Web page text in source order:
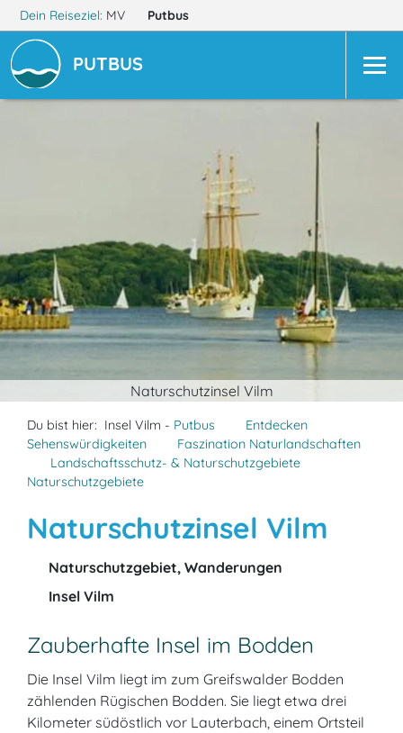
Dein Reiseziel: MV Putbus
PUTBUS
Naturschutzinsel Vilm
Du bist hier: Insel Vilm - Putbus
Entdecken
Sehenswürdigkeiten
Faszination Naturlandschaften
Landschaftsschutz- & Naturschutzgebiete
Naturschutzgebiete
Naturschutzinsel Vilm
Naturschutzgebiet, Wanderungen
Insel Vilm
Zauberhafte Insel im Bodden
Die Insel Vilm liegt im zum Greifswalder Bodden
zählenden Rügischen Bodden. Sie liegt etwa drei
Kilometer südöstlich vor Lauterbach, einem Ortsteil